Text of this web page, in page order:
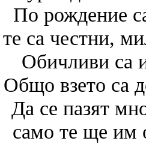
По рождение
те са честни,
Обичливи са
Общо взето са
Да се пазят
само те ще им